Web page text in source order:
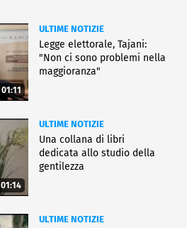
01:11
ULTIME NOTIZIE
Legge elettorale, Tajani:
"Non ci sono problemi nella
maggioranza"
01:14
ULTIME NOTIZIE
Una collana di libri
dedicata allo studio della
gentilezza
ULTIME NOTIZIE